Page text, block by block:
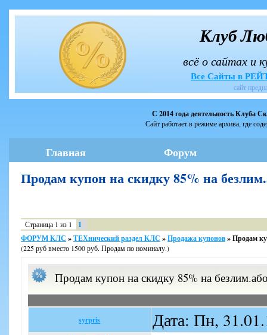
Клуб
всё о сайтах и
Все Сайты в
сайт
С 2014 года деятельность Клуба
Сайт работает в режиме архива, где
Главная Форум
Продам купон на скидку 85% на
Страница 1 из 1
1
ФОРУМ КЛС »ТЕХнический раздел КЛС »Продажа купонов»Продам
(225 руб вместо 1500 руб. Продам по номиналу.)
Продам купон на скидку 85% на
syrpris Дата: Пн,